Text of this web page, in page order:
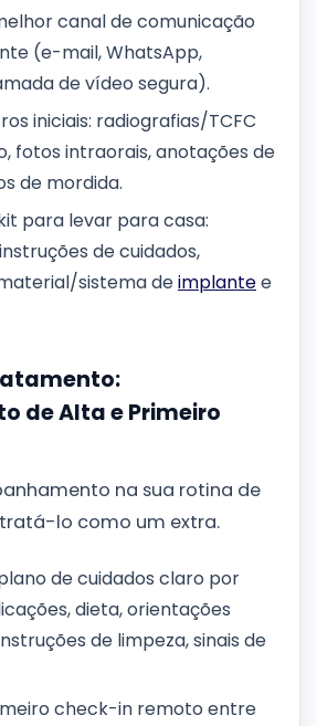
canal de comunicação
(e-mail, WhatsApp,
de vídeo segura).
iniciais: radiografias/TCFC
fotos intraorais, anotações de
de mordida.
para levar para casa:
de cuidados,
sistema deimplantee
de Alta e Primeiro
na sua rotina de
lo como um extra.
de cuidados claro por
dieta, orientações
de limpeza, sinais de
check-in remoto entre